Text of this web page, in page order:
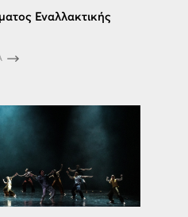
Εναλλακτικής​